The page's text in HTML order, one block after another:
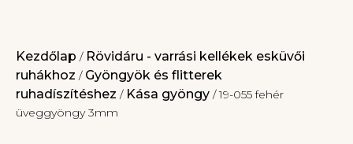
Kezdőlap / Rövidáru - varrási kellékek esküvői
ruhákhoz / Gyöngyök és flitterek
ruhadíszítéshez / Kása gyöngy / 19-055 fehér
üveggyöngy 3mm